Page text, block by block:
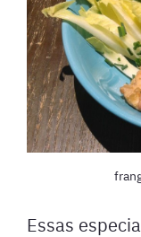
Essas